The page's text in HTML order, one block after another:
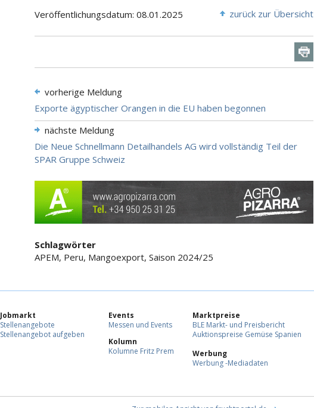
Veröffentlichungsdatum: 08.01.2025
zurück zur Übersicht
vorherige Meldung
Exporte ägyptischer Orangen in die EU haben begonnen
nächste Meldung
Die Neue Schnellmann Detailhandels AG wird vollständig Teil der
SPAR Gruppe Schweiz
Schlagwörter
APEM, Peru, Mangoexport, Saison 2024/25
Jobmarkt
Stellenangebote
Stellenangebot aufgeben
Events
Messen und Events
Kolumn
Kolumne Fritz Prem
Marktpreise
BLE Markt- und Preisbericht
Auktionspreise Gemüse Spanien
Werbung
Werbung -Mediadaten